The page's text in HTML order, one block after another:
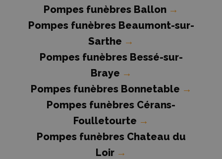
Pompes funèbres Ballon →
Pompes funèbres Beaumont-sur-
Sarthe →
Pompes funèbres Bessé-sur-
Braye →
Pompes funèbres Bonnetable →
Pompes funèbres Cérans-
Foulletourte →
Pompes funèbres Chateau du
Loir →